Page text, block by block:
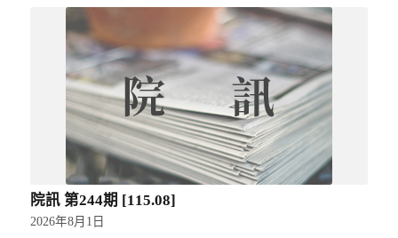
院訊 第244期 [115.08]
2026年8月1日